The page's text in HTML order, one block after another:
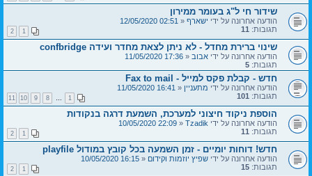
שידור חי ל"ג בעומר ממירון
הודעה אחרונה על ידי ישארף «
02:51 12/05/2020
תגובות: 11
1
2
שינוי ברירת מחדל - לא ניתן לצאת מחדר ועידה confbridge
הודעה אחרונה על ידי אבוב «
17:36 11/05/2020
תגובות: 5
חדש - קבלת פקס למייל - Fax to mail
הודעה אחרונה על ידי מתעניין «
16:41 11/05/2020
תגובות: 101
1
…
8
9
10
11
הוספת ניקוד חיצוני למערכת, השמעת דרגה בנקודות
הודעה אחרונה על ידי Tzadik
«
22:09 10/05/2020
תגובות: 11
1
2
חדש! דוחות יומיים - זמן השמעה בכל קובץ במודול playfile
הודעה אחרונה על ידי שפיץ יוזמות וקידום «
16:15 10/05/2020
תגובות: 15
1
2